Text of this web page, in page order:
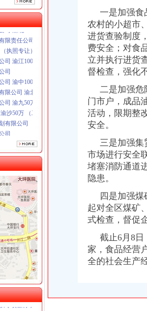
渝北10010万 (进出口权)
限责任公司 渝九1000万 （增资）
执照专让）
司 渝江100万 （工商注册）
司
司 渝中100万 （进出口权）
限公司 渝北100万 （进出口权）
司 渝九50万 （工商注册）
沙50万 （工商注册）
有限公司
司
司 渝北10010万 (进出口权)
限责任公司 渝九1000万 （增资）
执照专让）
司 渝江100万 （工商注册）
司
司 渝中100万 （进出口权）
限公司 渝北100万 （进出口权）
司 渝九50万 （工商注册）
沙50万 （工商注册）
有限公司
司
排查化高危行业监管
县与浙商投资洽谈见面会
食品流通监督
《食品安全法》见成效
严防各类事故发生
制服务“三农”
监管执法工作
开安全排查工作
各类事故发生
高危行业安全
专项整行动取得实效
监管显成效
一是加强食
农村的小超市
进货查验制度
费安全；对食
立并执行进货
督检查，强化
二是加强危
门市户，成品
活动，限期整
安全。
三是加强集
市场进行安全
堵塞消防通道
隐患。
四是加强煤
起对全区煤矿
式检查，督促
截止6月8日
家，食品经营
全的社会生产